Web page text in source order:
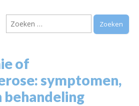
e.o.
Zoeken
naar:
of
symptomen,
behandeling